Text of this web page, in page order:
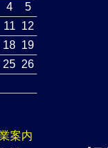
4
5
11 12
18 19
25 26
案内